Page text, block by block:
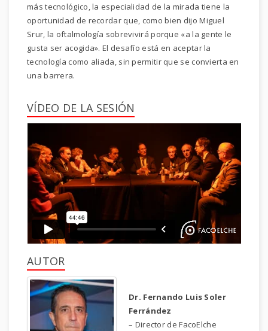
más tecnológico, la especialidad de la mirada tiene la
oportunidad de recordar que, como bien dijo Miguel
Srur, la oftalmología sobrevivirá porque «a la gente le
gusta ser acogida». El desafío está en aceptar la
tecnología como aliada, sin permitir que se convierta en
una barrera.
VÍDEO DE LA SESIÓN
AUTOR
Dr. Fernando Luis Soler
Ferrández
– Director de FacoElche